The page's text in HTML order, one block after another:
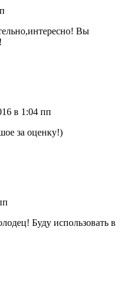
Вы
в 1:04 пп
за оценку!)
Буду использовать в